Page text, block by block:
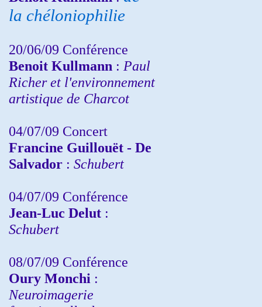
la chéloniophilie
20/06/09 Conférence
Benoit Kullmann : Paul
Richer et l'environnement
artistique de Charcot
04/07/09 Concert
Francine Guillouët - De
Salvador : Schubert
04/07/09 Conférence
Jean-Luc Delut :
Schubert
08/07/09 Conférence
Oury Monchi :
Neuroimagerie